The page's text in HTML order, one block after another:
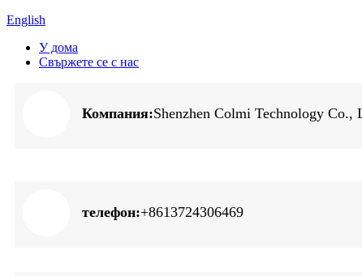
English
У дома
Свържете се с нас
Компания:Shenzhen Colmi Technology Co.,
телефон:+8613724306469